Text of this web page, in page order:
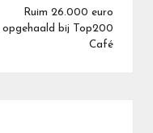
Ruim 26.000 euro
opgehaald bij Top200
Café